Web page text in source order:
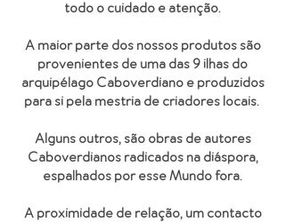
todo o cuidado e atenção.
A maior parte dos nossos produtos são
provenientes de uma das 9 ilhas do
arquipélago Caboverdiano e produzidos
para si pela mestria de criadores locais.
Alguns outros, são obras de autores
Caboverdianos radicados na diáspora,
espalhados por esse Mundo fora.
A proximidade de relação, um contacto